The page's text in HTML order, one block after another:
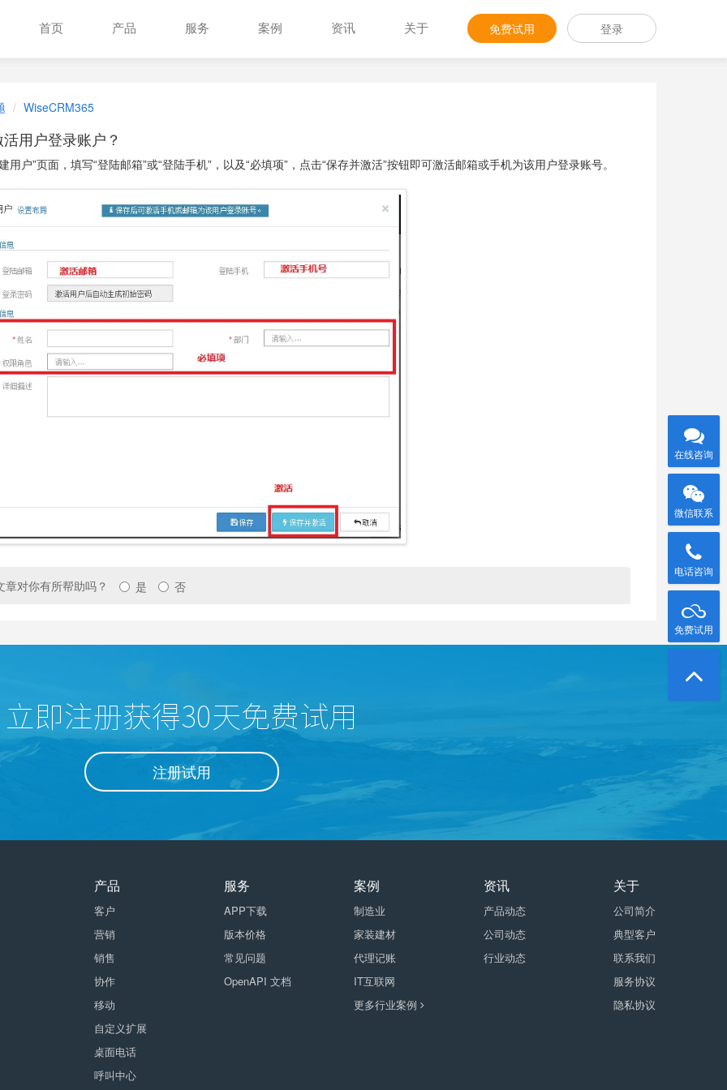
免费试用 登录
首页 产品 服务 案例 资讯 关于
WiseCRM365
用户登录账户？
用户”页面，填写“登陆邮箱”或“登陆手机”，以及“必填项”，点击“保存并激活”按钮即可激活邮箱或手机为该用户登录账号。
章对你有所帮助吗？ 是 否
立即注册获得30天免费试用
注册试用
关于
公司简介
典型客户
联系我们
服务协议
隐私协议
资讯
产品动态
公司动态
行业动态
案例
制造业
家装建材
代理记账
IT互联网
更多行业案例
服务
APP下载
版本价格
常见问题
OpenAPI 文档
产品
客户
营销
销售
协作
移动
自定义扩展
桌面电话
呼叫中心
在线咨询
微信联系
电话咨询
免费试用